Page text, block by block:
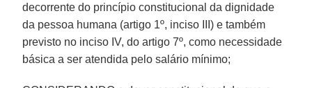
decorrente do princípio constitucional da dignidade
da pessoa humana (artigo 1º, inciso III) e também
previsto no inciso IV, do artigo 7º, como necessidade
básica a ser atendida pelo salário mínimo;